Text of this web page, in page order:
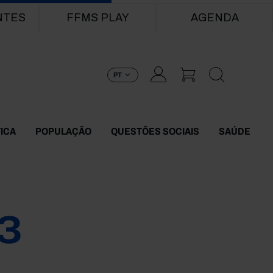
FFMS PLAY AGENDA
PT
POPULAÇÃO QUESTÕES SOCIAIS SAÚDE